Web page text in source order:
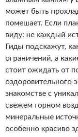
может быть
помешает. Если
виду: не каждый
Гиды подскажут,
ограничений, а
стоит ожидать от
оздоровительного
знакомстве с
свежем горном
минеральные
особенно красиво